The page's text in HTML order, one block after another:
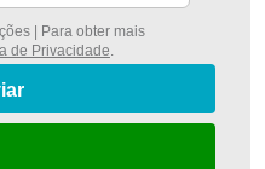
| Para obter mais
de Privacidade.